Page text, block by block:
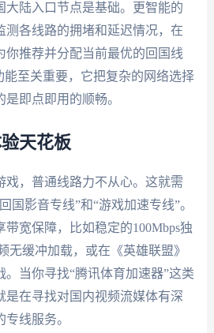
大陆入口节点是基础。更智能的
测各线路的拥堵和延迟情况，在
你推荐并分配当前最优的回国线
能至关重要，它把复杂的网络选择
即点即用的顺畅。
天花板
戏，普通线路力不从心。这就需
国影音专线”和“游戏加速专线”。
宽保障，比如稳定的100Mbps独
无缓冲加载，或在《英雄联盟》
。当你寻找“腾讯体育加速器”这类
是在寻找对国内视频流媒体有深
线服务。